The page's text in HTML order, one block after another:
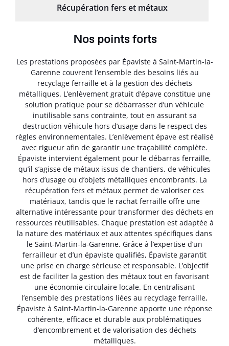
Récupération fers et métaux
Nos points forts
Les prestations proposées par Épaviste à Saint-Martin-la-
Garenne couvrent l’ensemble des besoins liés au
recyclage ferraille et à la gestion des déchets
métalliques. L’enlèvement gratuit d’épave constitue une
solution pratique pour se débarrasser d’un véhicule
inutilisable sans contrainte, tout en assurant sa
destruction véhicule hors d’usage dans le respect des
règles environnementales. L’enlèvement épave est réalisé
avec rigueur afin de garantir une traçabilité complète.
Épaviste intervient également pour le débarras ferraille,
qu’il s’agisse de métaux issus de chantiers, de véhicules
hors d’usage ou d’objets métalliques encombrants. La
récupération fers et métaux permet de valoriser ces
matériaux, tandis que le rachat ferraille offre une
alternative intéressante pour transformer des déchets en
ressources réutilisables. Chaque prestation est adaptée à
la nature des matériaux et aux attentes spécifiques dans
le Saint-Martin-la-Garenne. Grâce à l’expertise d’un
ferrailleur et d’un épaviste qualifiés, Épaviste garantit
une prise en charge sérieuse et responsable. L’objectif
est de faciliter la gestion des métaux tout en favorisant
une économie circulaire locale. En centralisant
l’ensemble des prestations liées au recyclage ferraille,
Épaviste à Saint-Martin-la-Garenne apporte une réponse
cohérente, efficace et durable aux problématiques
d’encombrement et de valorisation des déchets
métalliques.